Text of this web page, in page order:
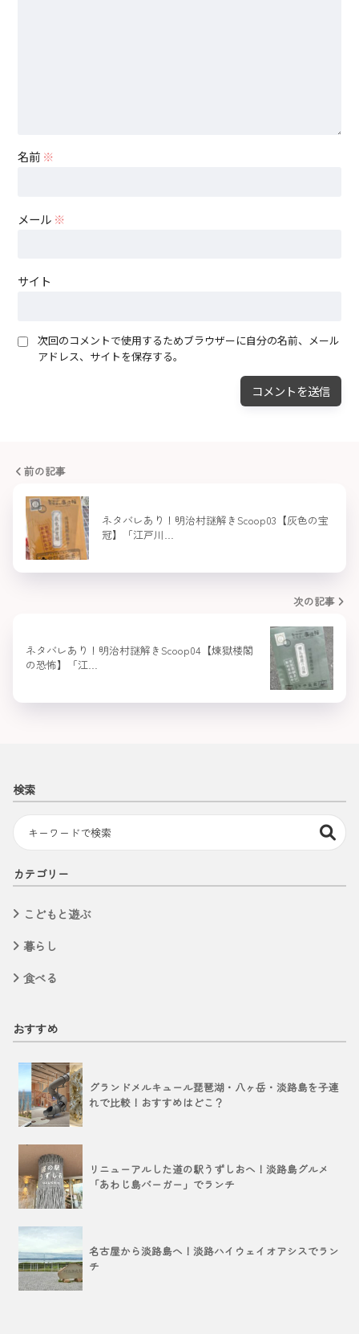
名前 ※
メール ※
サイト
次回のコメントで使用するためブラウザーに自分の名前、メール
アドレス、サイトを保存する。
前の記事
ネタバレあり！明治村謎解きScoop03【灰色の宝
冠】「江戸川…
次の記事
ネタバレあり！明治村謎解きScoop04【煉獄楼閣
の恐怖】「江…
検索
カテゴリー
こどもと遊ぶ
暮らし
食べる
おすすめ
グランドメルキュール琵琶湖・八ヶ岳・淡路島を子連
れで比較！おすすめはどこ？
リニューアルした道の駅うずしおへ！淡路島グルメ
「あわじ島バーガー」でランチ
名古屋から淡路島へ！淡路ハイウェイオアシスでラン
チ